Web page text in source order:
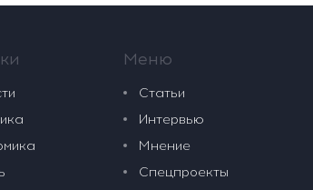
Меню
Статьи
Интервью
Мнение
Спецпроекты